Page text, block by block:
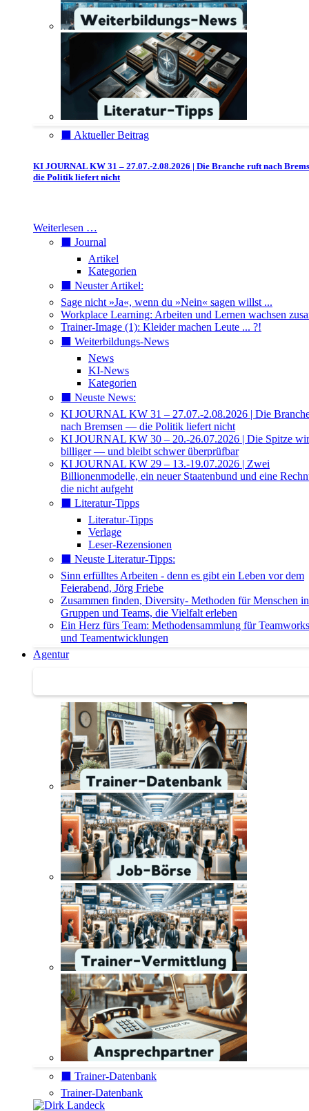
⬛️ Aktueller Beitrag
KI JOURNAL KW 31 – 27.07.-2.08.2026 | Die Branche ruft nach
die Politik liefert nicht
Weiterlesen …
⬛️ Journal
Artikel
Kategorien
⬛️ Neuster Artikel:
Sage nicht »Ja«, wenn du »Nein« sagen willst ...
Workplace Learning: Arbeiten und Lernen wachsen
Trainer-Image (1): Kleider machen Leute ... ?!
⬛️ Weiterbildungs-News
News
KI-News
Kategorien
⬛️ Neuste News:
KI JOURNAL KW 31 – 27.07.-2.08.2026 | Die
nach Bremsen — die Politik liefert nicht
KI JOURNAL KW 30 – 20.-26.07.2026 | Die Spitze
billiger — und bleibt schwer überprüfbar
KI JOURNAL KW 29 – 13.-19.07.2026 | Zwei
Billionenmodelle, ein neuer Staatenbund und eine
die nicht aufgeht
⬛️ Literatur-Tipps
Literatur-Tipps
Verlage
Leser-Rezensionen
⬛️ Neuste Literatur-Tipps:
Sinn erfülltes Arbeiten - denn es gibt ein Leben vor dem
Feierabend, Jörg Friebe
Zusammen finden, Diversity- Methoden für Menschen in
Gruppen und Teams, die Vielfalt erleben
Ein Herz fürs Team: Methodensammlung für
und Teamentwicklungen
Agentur
⬛️ Trainer-Datenbank
Trainer-Datenbank